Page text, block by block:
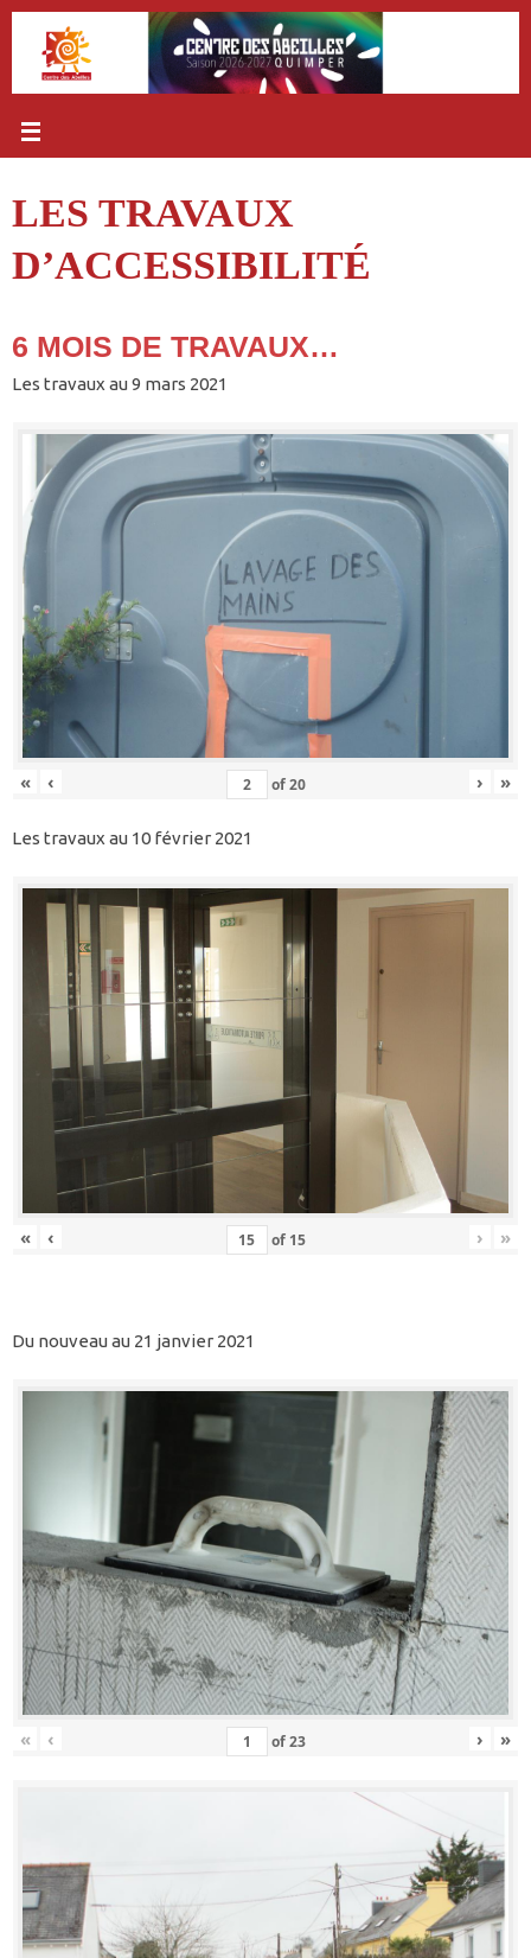
Passer
contenu
LES TRAVAUX
D’ACCESSIBILITÉ
6 MOIS DE TRAVAUX…
Les travaux au 9 mars 2021
« ‹ of20 › »
Les travaux au 10 février 2021
« ‹ of 15 › »
Du nouveau au 21 janvier 2021
« ‹ of23 › »